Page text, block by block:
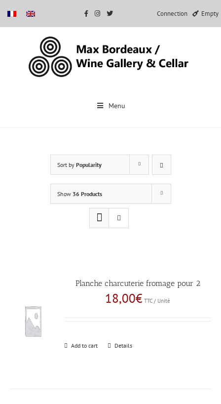
Connection Empty
Menu
Sort by Popularity
Show 36 Products
Planche charcuterie fromage pour 2
18,00€ TTC / Unité
Add to cart Details